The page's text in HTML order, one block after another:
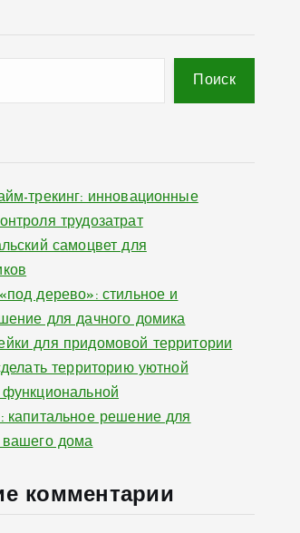
Поиск
трекинг: инновационные
трудозатрат
самоцвет для
дерево»: стильное и
для дачного домика
для придомовой территории
территорию уютной
капитальное решение для
вашего дома
комментарии